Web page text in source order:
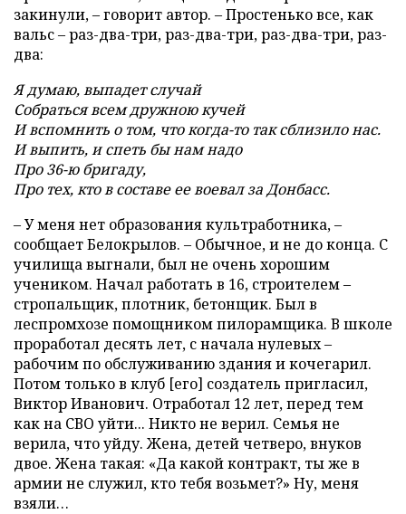
закинули, – говорит автор. – Простенько все, как
вальс – раз-два-три, раз-два-три, раз-два-три, раз-
два:
Я думаю, выпадет случай
Собраться всем дружною кучей
И вспомнить о том, что когда-то так сблизило нас.
И выпить, и спеть бы нам надо
Про 36-ю бригаду,
Про тех, кто в составе ее воевал за Донбасс.
– У меня нет образования культработника, –
сообщает Белокрылов. – Обычное, и не до конца. С
училища выгнали, был не очень хорошим
учеником. Начал работать в 16, строителем –
стропальщик, плотник, бетонщик. Был в
леспромхозе помощником пилорамщика. В школе
проработал десять лет, с начала нулевых –
рабочим по обслуживанию здания и кочегарил.
Потом только в клуб [его] создатель пригласил,
Виктор Иванович. Отработал 12 лет, перед тем
как на СВО уйти... Никто не верил. Семья не
верила, что уйду. Жена, детей четверо, внуков
двое. Жена такая: «Да какой контракт, ты же в
армии не служил, кто тебя возьмет?» Ну, меня
взяли…